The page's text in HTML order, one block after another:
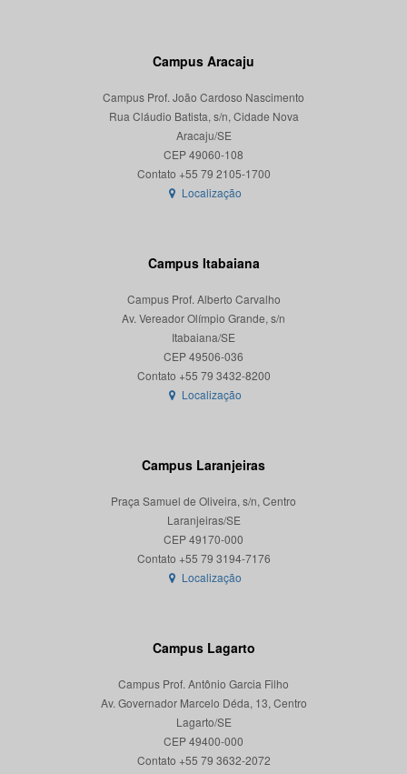
Campus Aracaju
Campus Prof. João Cardoso Nascimento
Rua Cláudio Batista, s/n, Cidade Nova
Aracaju/SE
CEP 49060-108
Localização
Campus Itabaiana
Campus Prof. Alberto Carvalho
Av. Vereador Olímpio Grande, s/n
Itabaiana/SE
CEP 49506-036
Localização
Campus Laranjeiras
Praça Samuel de Oliveira, s/n, Centro
Laranjeiras/SE
CEP 49170-000
Localização
Campus Lagarto
Campus Prof. Antônio Garcia Filho
Av. Governador Marcelo Déda, 13, Centro
Lagarto/SE
CEP 49400-000